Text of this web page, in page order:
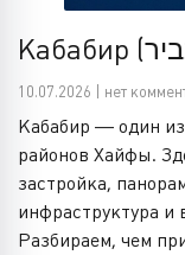
10.07.2026 | нет
Кабабир — один
районов Хайфы.
застройка,
инфраструктура
Разбираем, чем